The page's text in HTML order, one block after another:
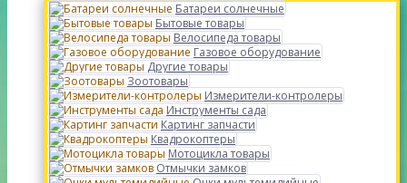
Батареи солнечные
Бытовые товары
Велосипеда товары
Газовое оборудование
Другие товары
Зоотовары
Измерители-контролеры
Инструменты сада
Картинг запчасти
Квадрокоптеры
Мотоцикла товары
Отмычки замков